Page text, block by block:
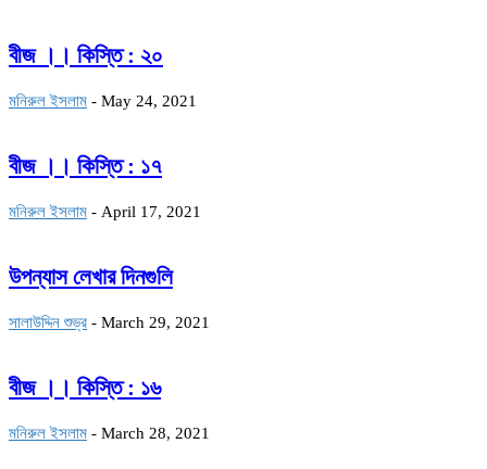
বীজ ।। কিস্তি : ২০
মনিরুল ইসলাম - May 24, 2021
বীজ ।। কিস্তি : ১৭
মনিরুল ইসলাম - April 17, 2021
উপন্যাস লেখার দিনগুলি
সালাউদ্দিন শুভ্র - March 29, 2021
বীজ ।। কিস্তি : ১৬
মনিরুল ইসলাম - March 28, 2021